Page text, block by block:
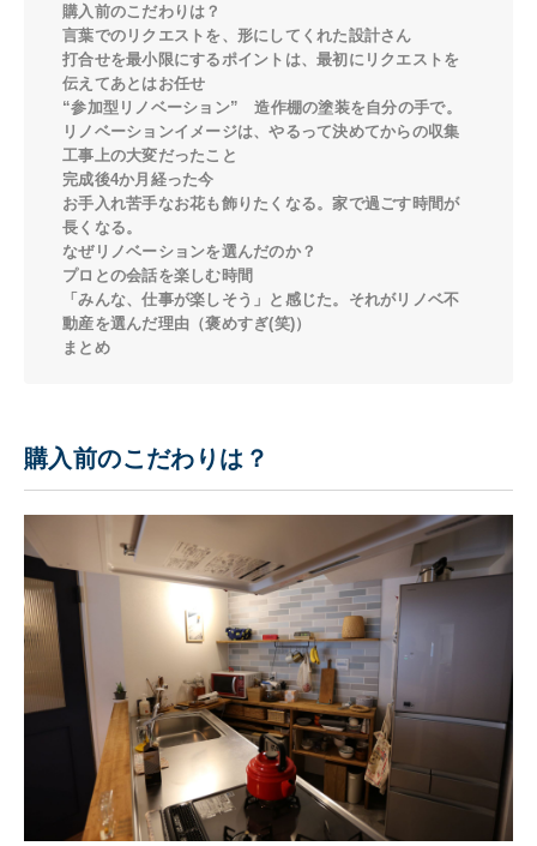
購入前のこだわりは？
言葉でのリクエストを、形にしてくれた設計さん
打合せを最小限にするポイントは、最初にリクエストを
伝えてあとはお任せ
“参加型リノベーション” 造作棚の塗装を自分の手で。
リノベーションイメージは、やるって決めてからの収集
工事上の大変だったこと
完成後4か月経った今
お手入れ苦手なお花も飾りたくなる。家で過ごす時間が
長くなる。
なぜリノベーションを選んだのか？
プロとの会話を楽しむ時間
「みんな、仕事が楽しそう」と感じた。それがリノベ不
動産を選んだ理由（褒めすぎ(笑)）
まとめ
購入前のこだわりは？